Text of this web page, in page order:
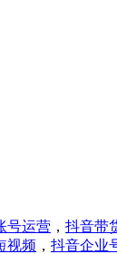
号运营 ， 抖音带
视频 ， 抖音企业